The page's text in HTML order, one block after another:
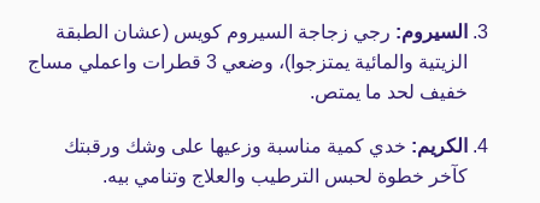
السيروم: رجي زجاجة السيروم كويس (عشان الطبقة
الزيتية والمائية يمتزجوا)، وضعي 3 قطرات واعملي مساج
خفيف لحد ما يمتص.
الكريم: خدي كمية مناسبة وزعيها على وشك ورقبتك
كآخر خطوة لحبس الترطيب والعلاج وتنامي بيه.